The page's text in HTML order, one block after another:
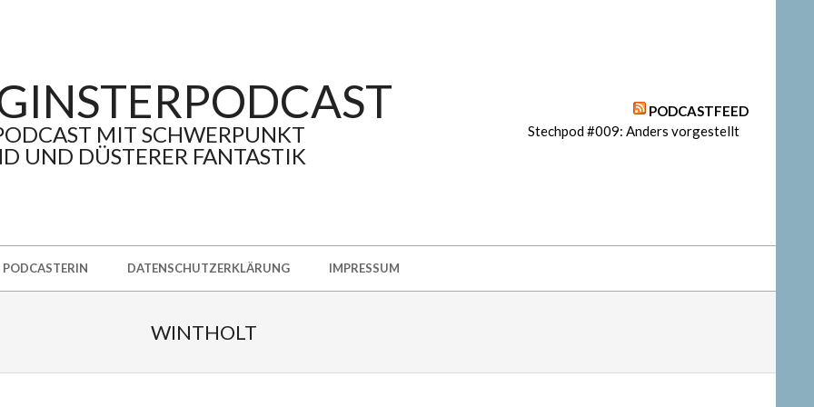
MIT SCHWERPUNKT
UND DÜSTERER FANTASTIK
PODCASTFEED
Stechpod #009: Anders vorgestellt
PODCASTERIN DATENSCHUTZERKLÄRUNG IMPRESSUM
WINTHOLT